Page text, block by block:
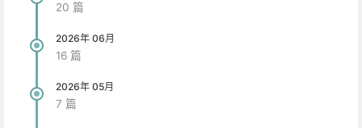
20 篇
2026年 06月
16 篇
2026年 05月
7 篇